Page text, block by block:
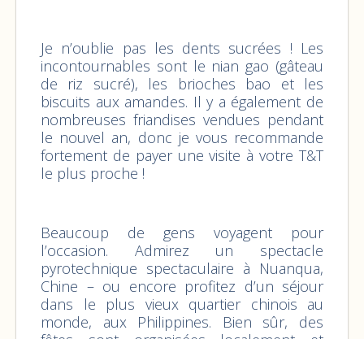
Je n’oublie pas les dents sucrées ! Les
incontournables sont le nian gao (gâteau
de riz sucré), les brioches bao et les
biscuits aux amandes. Il y a également de
nombreuses friandises vendues pendant
le nouvel an, donc je vous recommande
fortement de payer une visite à votre T&T
le plus proche !
Beaucoup de gens voyagent pour
l’occasion. Admirez un spectacle
pyrotechnique spectaculaire à Nuanqua,
Chine – ou encore profitez d’un séjour
dans le plus vieux quartier chinois au
monde, aux Philippines. Bien sûr, des